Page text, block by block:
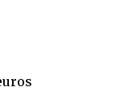
de
de la
correo eletrónico